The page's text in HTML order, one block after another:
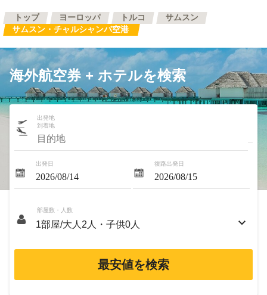
トップ ヨーロッパ トルコ
サムスン
サムスン・チャルシャンバ空港
海外航空券 + ホテルを検索
出発地
到着地
出発日 復路出発日
部屋数・人数
最安値を検索